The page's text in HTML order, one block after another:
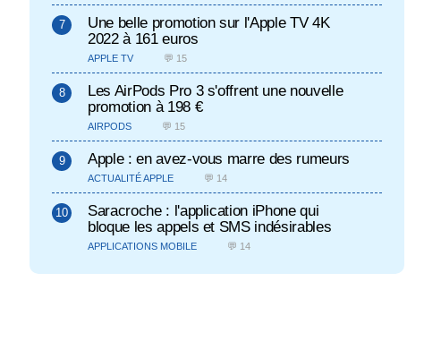
Une belle promotion sur l'Apple TV 4K
2022 à 161 euros
APPLE TV 💬 15
Les AirPods Pro 3 s'offrent une nouvelle
promotion à 198 €
AIRPODS 💬 15
Apple : en avez-vous marre des rumeurs
ACTUALITÉ APPLE 💬 14
Saracroche : l'application iPhone qui
bloque les appels et SMS indésirables
APPLICATIONS MOBILE 💬 14